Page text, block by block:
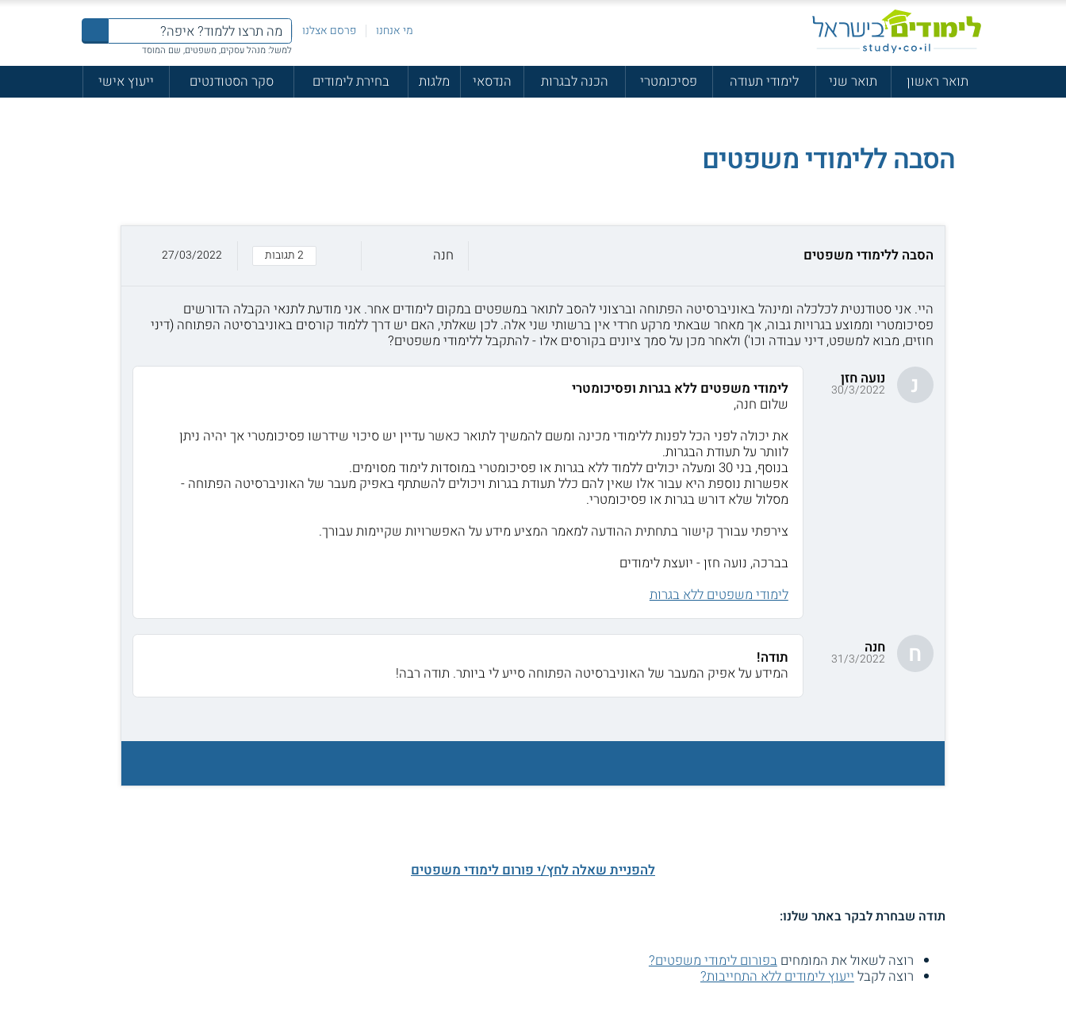
מי אנחנו פרסם אצלנו
למשל: מנהל עסקים, משפטים, שם המוסד
תואר ראשון תואר שני לימודי תעודה פסיכומטרי הכנה לבגרות הנדסאי מלגות בחירת לימודים סקר הסטודנטים ייעוץ אישי
הסבה ללימודי משפטים
הסבה ללימודי משפטים חנה 2 תגובות 27/03/2022
היי. אני סטודנטית לכלכלה ומינהל באוניברסיטה הפתוחה וברצוני להסב לתואר במשפטים במקום לימודים אחר. אני מודעת לתנאי הקבלה הדורשים
פסיכומטרי וממוצע בגרויות גבוה, אך מאחר שבאתי מרקע חרדי אין ברשותי שני אלה. לכן שאלתי, האם יש דרך ללמוד קורסים באוניברסיטה הפתוחה (דיני
חוזים, מבוא למשפט, דיני עבודה וכו') ולאחר מכן על סמך ציונים בקורסים אלו - להתקבל ללימודי משפטים?
נ נועה חזן
30/3/2022
לימודי משפטים ללא בגרות ופסיכומטרי
שלום חנה,
את יכולה לפני הכל לפנות ללימודי מכינה ומשם להמשיך לתואר כאשר עדיין יש סיכוי שידרשו פסיכומטרי אך יהיה ניתן
לוותר על תעודת הבגרות.
בנוסף, בני 30 ומעלה יכולים ללמוד ללא בגרות או פסיכומטרי במוסדות לימוד מסוימים.
אפשרות נוספת היא עבור אלו שאין להם כלל תעודת בגרות ויכולים להשתתף באפיק מעבר של האוניברסיטה הפתוחה -
מסלול שלא דורש בגרות או פסיכומטרי.
צירפתי עבורך קישור בתחתית ההודעה למאמר המציע מידע על האפשרויות שקיימות עבורך.
בברכה, נועה חזן - יועצת לימודים
לימודי משפטים ללא בגרות
ח חנה
31/3/2022
תודה!
המידע על אפיק המעבר של האוניברסיטה הפתוחה סייע לי ביותר. תודה רבה!
להפניית שאלה לחץ/י פורום לימודי משפטים
תודה שבחרת לבקר באתר שלנו:
רוצה לשאול את המומחיםבפורום לימודי משפטים?
רוצה לקבלייעוץ לימודים ללא התחייבות?